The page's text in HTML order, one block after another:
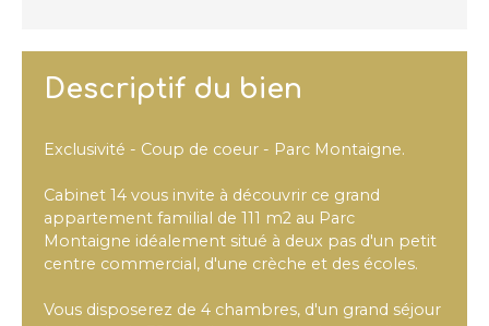
Descriptif du bien
Exclusivité - Coup de coeur - Parc Montaigne.
Cabinet 14 vous invite à découvrir ce grand
appartement familial de 111 m2 au Parc
Montaigne idéalement situé à deux pas d'un petit
centre commercial, d'une crèche et des écoles.
Vous disposerez de 4 chambres, d'un grand séjour